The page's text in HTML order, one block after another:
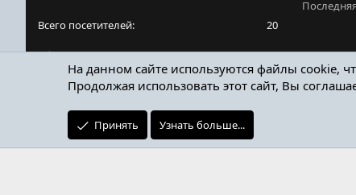
Всего посетителей 20
Общее количество посетителей может включать
в себя скрытых пользователей.
На данном сайте используются файлы cookie,
Продолжая использовать этот сайт, Вы
Принять Узнать больше...